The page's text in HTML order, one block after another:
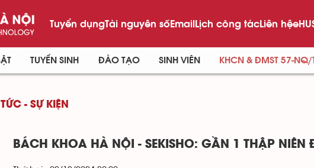
Tuyển dụngTài nguyên sốEmailLịch công tácLiên hệ
TUYỂN SINH ĐÀO TẠO SINH VIÊN KHCN & ĐMST 57-NQ/
- SỰ KIỆN
BÁCH KHOA HÀ NỘI - SEKISHO: GẦN 1 THẬP NIÊN